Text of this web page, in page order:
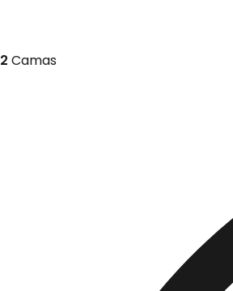
2 Camas